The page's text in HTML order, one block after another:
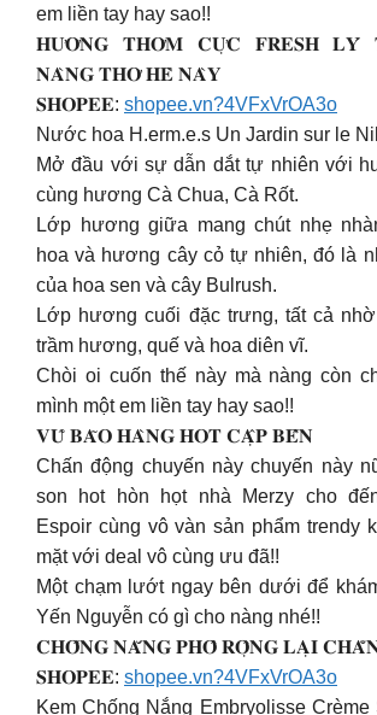
em liền tay hay sao!!
𝐇𝐔̛𝐎̛𝐍𝐆 𝐓𝐇𝐎̛𝐌 𝐂𝐔̛̣𝐂 𝐅𝐑𝐄𝐒𝐇 𝐋𝐘́
𝐍𝐀̀𝐍𝐆 𝐓𝐇𝐎̛ 𝐇𝐄̀ 𝐍𝐀̀𝐘
𝐒𝐇𝐎𝐏𝐄𝐄: shopee.vn?4VFxVrOA3o
Nước hoa H.erm.e.s Un Jardin sur le Nil
Mở đầu với sự dẫn dắt tự nhiên với
cùng hương Cà Chua, Cà Rốt.
Lớp hương giữa mang chút nhẹ
hoa và hương cây cỏ tự nhiên, đó là
của hoa sen và cây Bulrush.
Lớp hương cuối đặc trưng, tất cả
trầm hương, quế và hoa diên vĩ.
Chòi oi cuốn thế này mà nàng còn
mình một em liền tay hay sao!!
𝐕𝐔̃ 𝐁𝐀̃𝐎 𝐇𝐀̀𝐍𝐆 𝐇𝐎𝐓 𝐂𝐀̣̂𝐏 𝐁𝐄̂́𝐍
Chấn động chuyến này chuyến này
son hot hòn họt nhà Merzy cho
Espoir cùng vô vàn sản phẩm trendy
mặt với deal vô cùng ưu đã!!
Một chạm lướt ngay bên dưới để
Yến Nguyễn có gì cho nàng nhé!!
𝐂𝐇𝐎̂́𝐍𝐆 𝐍𝐀̆́𝐍𝐆 𝐏𝐇𝐎̂̉ 𝐑𝐎̣̂𝐍𝐆 𝐋𝐀̣𝐈
𝐒𝐇𝐎𝐏𝐄𝐄: shopee.vn?4VFxVrOA3o
Kem Chống Nắng Embryolisse